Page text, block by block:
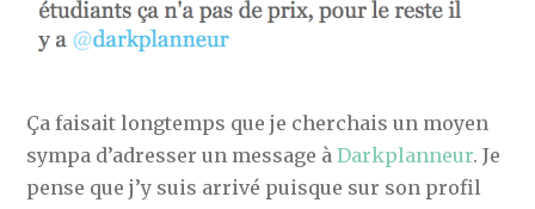
Ça faisait longtemps que je cherchais un moyen
sympa d’adresser un message àDarkplanneur. Je
pense que j’y suis arrivé puisque sur son profil